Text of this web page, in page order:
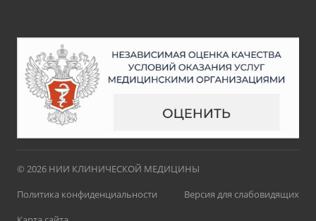
© 2026 НИИ КЛИНИЧЕСКОЙ МЕДИЦИНЫ
Политика конфиденциальности
Версия для слабовидящих